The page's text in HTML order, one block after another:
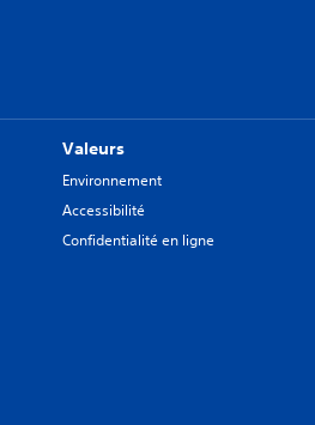
Valeurs
Environnement
Accessibilité
Confidentialité en ligne